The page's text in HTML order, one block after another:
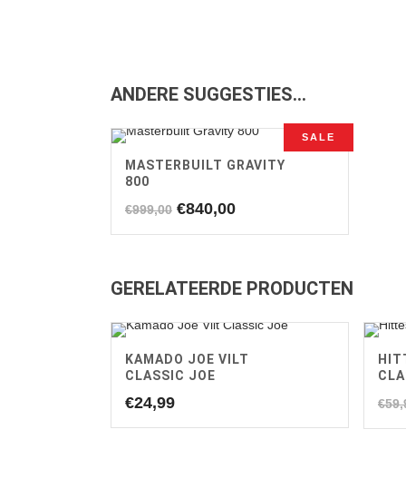
ANDERE SUGGESTIES…
SALE
MASTERBUILT GRAVITY
800
€999,00 Oorspronkelijke
€840,00Huidige
GERELATEERDE PRODUCTEN
KAMADO JOE VILT
CLASSIC JOE
€24,99
€